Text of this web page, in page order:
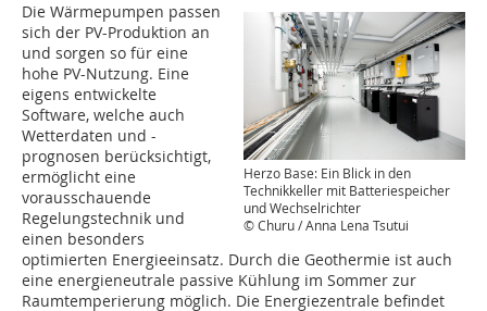
Herzo Base: Ein Blick in den
Technikkeller mit Batteriespeicher
und Wechselrichter
© Churu / Anna Lena Tsutui
Die Wärmepumpen passen
sich der PV-Produktion an
und sorgen so für eine
hohe PV-Nutzung. Eine
eigens entwickelte
Software, welche auch
Wetterdaten und -
prognosen berücksichtigt,
ermöglicht eine
vorausschauende
Regelungstechnik und
einen besonders
optimierten Energieeinsatz. Durch die Geothermie ist auch
eine energieneutrale passive Kühlung im Sommer zur
Raumtemperierung möglich. Die Energiezentrale befindet